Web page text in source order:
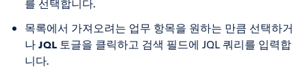
를 선택합니다.
목록에서 가져오려는 업무 항목을 원하는 만큼 선택하거
나JQL 토글을 클릭하고 검색 필드에 JQL 쿼리를 입력합
니다.